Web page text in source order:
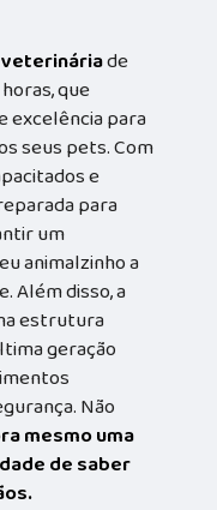
de
que
excelência para
seus pets. Com
e
para
um
animalzinho a
Além disso, a
estrutura
geração
Não
mesmo uma
de saber